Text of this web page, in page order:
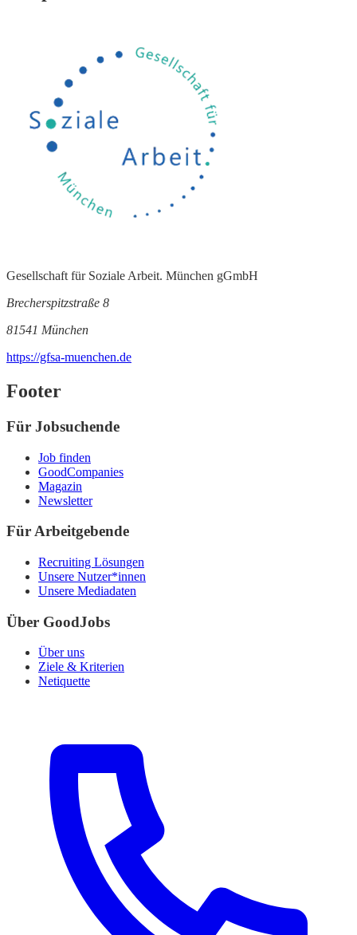
Gesellschaft für Soziale Arbeit. München gGmbH
Brecherspitzstraße 8
81541 München
https://gfsa-muenchen.de
Footer
Für Jobsuchende
Job finden
GoodCompanies
Magazin
Newsletter
Für Arbeitgebende
Recruiting Lösungen
Unsere Nutzer*innen
Unsere Mediadaten
Über GoodJobs
Über uns
Ziele & Kriterien
Netiquette